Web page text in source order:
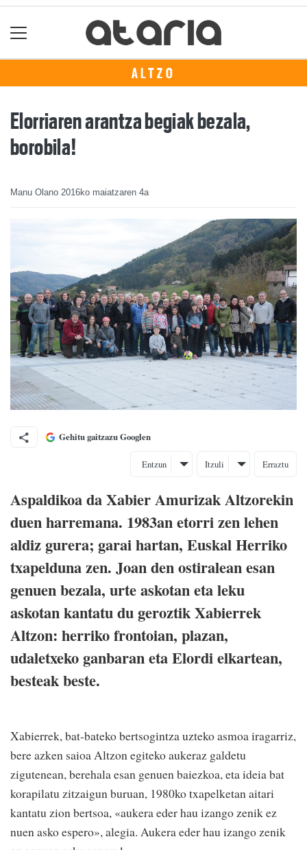
ALTZO
Elorriaren arantza begiak bezala,
borobila!
Manu Olano 2016ko maiatzaren 4a
Gehitu gaitzazu Googlen
Entzun Itzuli Erraztu
Aspaldikoa da Xabier Amurizak Altzorekin
duen harremana. 1983an etorri zen lehen
aldiz gurera; garai hartan, Euskal Herriko
txapelduna zen. Joan den ostiralean esan
genuen bezala, urte askotan eta leku
askotan kantatu du geroztik Xabierrek
Altzon: herriko frontoian, plazan,
udaletxeko ganbaran eta Elordi elkartean,
besteak beste.
Xabierrek, bat-bateko bertsogintza uzteko asmoa iragarriz,
bere azken saioa Altzon egiteko aukeraz galdetu
zigutenean, berehala esan genuen baiezkoa, eta ideia bat
korapilatu zitzaigun buruan, 1980ko txapelketan aitari
kantatu zion bertsoa, «aukera eder hau izango zenik ez
nuen asko espero», alegia. Aukera eder hau izango zenik